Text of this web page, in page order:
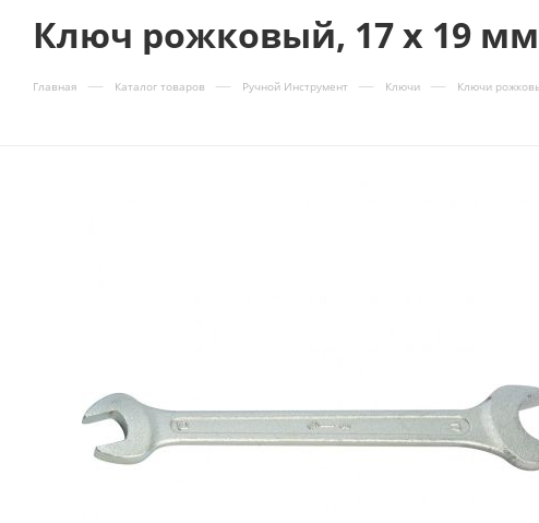
Ключ рожковый, 17 х 19
Главная — Каталог товаров — Ручной Инструмент — Ключи — Ключи